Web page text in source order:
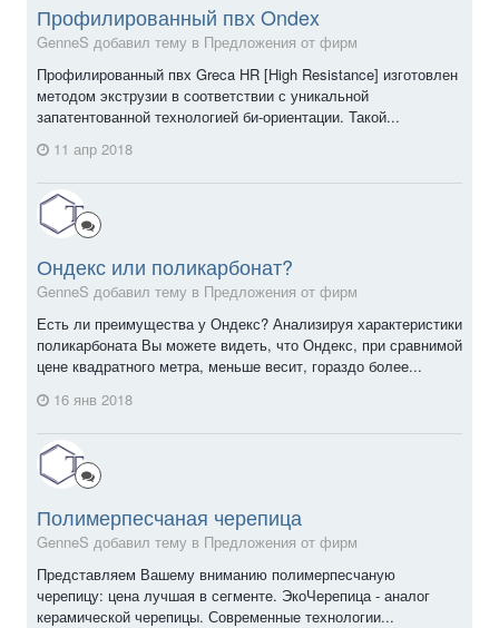
Профилированный пвх Ondex
GenneS добавил тему в Предложения от фирм
Профилированный пвх Greca HR [High Resistance] изготовлен
методом экструзии в соответствии с уникальной
запатентованной технологией би-ориентации. Такой...
11 апр 2018
Ондекс или поликарбонат?
GenneS добавил тему в Предложения от фирм
Есть ли преимущества у Ондекс? Анализируя характеристики
поликарбоната Вы можете видеть, что Ондекс, при сравнимой
цене квадратного метра, меньше весит, гораздо более...
16 янв 2018
Полимерпесчаная черепица
GenneS добавил тему в Предложения от фирм
Представляем Вашему вниманию полимерпесчаную
черепицу: цена лучшая в сегменте. ЭкоЧерепица - аналог
керамической черепицы. Современные технологии...